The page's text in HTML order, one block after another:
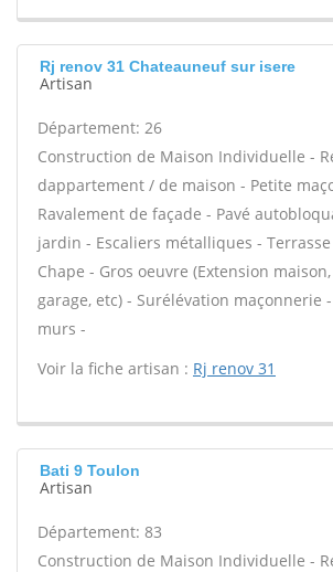
Rj renov 31 Chateauneuf sur isere
Artisan
Département: 26
Construction de Maison Individuelle -
dappartement / de maison - Petite
Ravalement de façade - Pavé
jardin - Escaliers métalliques -
Chape - Gros oeuvre (Extension
garage, etc) - Surélévation maçonnerie
murs -
Voir la fiche artisan : Rj renov 31
Bati 9 Toulon
Artisan
Département: 83
Construction de Maison Individuelle -